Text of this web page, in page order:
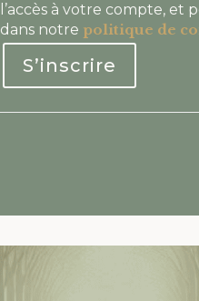
l’accès à votre compte, et
dans notre politique de
S’inscrire